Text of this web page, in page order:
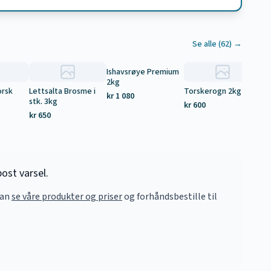
Se alle (62) →
Lettsalta Brosme i
stk. 3kg
kr 650
Ishavsrøye Premium
2kg
kr 1 080
Torskerogn 2kg
kr 600
varsel.
se våre produkter og priserog forhåndsbestille til